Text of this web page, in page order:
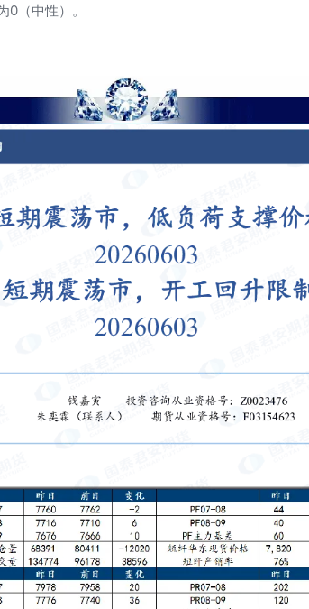
0（中性）。
朱奕霖（联系人）期货从业资格号：
，成交134774手；PF08收7716。现货方面今日短纤
商谈在7700~8000元/吨区间，下游按需采购。涤短工
、70%、80%、300%、150%、10%、120%、60%、
50-100元。日内聚酯瓶片市场交投气氛清淡，市场6-7
示最看空，2表示最看多。 国泰君安期货有限公司（
管辖区域内的法律法规。本报告难以设置访问权限，
请勿阅读、订阅或接收任何相关信息。本报告不构成
公司不会因接收人收到本报告而视其为本公司的当然
，不应凭借本内容进行具体操作。 分析师声明 作者
力求报告内容独立、客观、公正。本报告仅反映作者
附属或联营公司的立场，特此声明。 免责声明 本报
靠性不作任何保证。本报告所载的资料、意见及推测
可跌，过往表现不应作为日后的表现依据。在不同时
本报告所载资料、意见及推测不一致的报告，对此本
时，本公司对本报告所含信息可在不发出通知的情形
服务可能不适合个别客户，不构成客户私人咨询建议
诺投资者一定获利，不与投资者分享投资收益，也不
关的其他损失负任何责任。投资者务必注意，其据此
，投资需谨慎。投资者不应将本报告作为作出投资决
，如有需要，投资者务必向专业人士咨询并谨慎决策
人不得以任何形式翻版、复制、发表或引用。如征得
泰君安期货研究”，提示使用本报告的风险，且不得对
机构（以下简称“该个人或机构”）发送本报告，则由